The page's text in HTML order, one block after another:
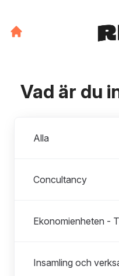
Vad är du
Alla
Concultancy
Ekonomienheten -
Insamling och